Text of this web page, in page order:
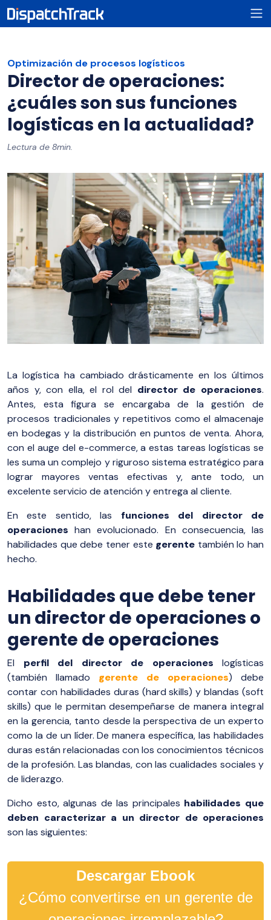
Optimización de procesos logísticos
Director de operaciones:
¿cuáles son sus funciones
logísticas en la actualidad?
Lectura de 8min.
La logística ha cambiado drásticamente en los últimos
años y, con ella, el rol del director de operaciones.
Antes, esta figura se encargaba de la gestión de
procesos tradicionales y repetitivos como el almacenaje
en bodegas y la distribución en puntos de venta. Ahora,
con el auge del e-commerce, a estas tareas logísticas se
les suma un complejo y riguroso sistema estratégico para
lograr mayores ventas efectivas y, ante todo, un
excelente servicio de atención y entrega al cliente.
En este sentido, las funciones del director de
operaciones han evolucionado. En consecuencia, las
habilidades que debe tener este gerente también lo han
hecho.
Habilidades que debe tener
un director de operaciones o
gerente de operaciones
El perfil del director de operaciones logísticas
(también llamado gerente de operaciones) debe
contar con habilidades duras (hard skills) y blandas (soft
skills) que le permitan desempeñarse de manera integral
en la gerencia, tanto desde la perspectiva de un experto
como la de un líder. De manera específica, las habilidades
duras están relacionadas con los conocimientos técnicos
de la profesión. Las blandas, con las cualidades sociales y
de liderazgo.
Dicho esto, algunas de las principales habilidades que
deben caracterizar a un director de operaciones
son las siguientes:
Descargar Ebook
¿Cómo convertirse en un gerente de